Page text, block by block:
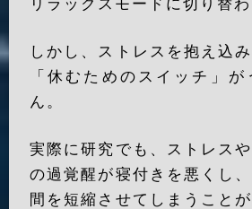
リラックスモードに切り替わ
しかし、ストレスを抱え込
「休むためのスイッチ」
ん。
実際に研究でも、ストレス
の過覚醒が寝付きを悪くし
間を短縮させてしまうこと